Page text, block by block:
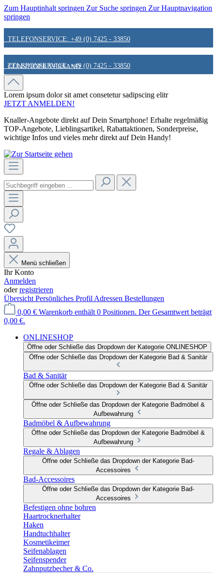
Zum Hauptinhalt springen Zur Suche springen Zur Hauptnavigation
springen
TELEFONSERVICE: +49 (0) 7425 - 33850
GÜNSTIGER VERSAND
FAIR & KUNDENORIENTIERT
HINWEIS ZU STATIONÄREN PREISEN
TELEFONSERVICE: +49 (0) 7425 - 33850
GÜNSTIGER VERSAND
FAIR & KUNDENORIENTIERT
HINWEIS ZU STATIONÄREN PREISEN
Lorem ipsum dolor sit amet consetetur sadipscing elitr
JETZT ANMELDEN!
Knaller-Angebote direkt auf Dein Smartphone! Erhalte regelmäßig
TOP-Angebote, Lieblingsartikel, Rabattaktionen, Sonderpreise,
wichtige Infos und vieles mehr direkt auf Dein Handy!
Menü schließen
Ihr Konto
Anmelden
oderregistrieren
Übersicht Persönliches Profil Adressen Bestellungen
0,00 € Warenkorb enthält 0 Positionen. Der Gesamtwert beträgt
0,00 €.
ONLINESHOP
Öffne oder Schließe das Dropdown der Kategorie ONLINESHOP
Öffne oder Schließe das Dropdown der Kategorie Bad & Sanitär
Bad & Sanitär
Öffne oder Schließe das Dropdown der Kategorie Bad & Sanitär
Öffne oder Schließe das Dropdown der Kategorie Badmöbel &
Aufbewahrung
Badmöbel & Aufbewahrung
Öffne oder Schließe das Dropdown der Kategorie Badmöbel &
Aufbewahrung
Regale & Ablagen
Öffne oder Schließe das Dropdown der Kategorie Bad-
Accessoires
Bad-Accessoires
Öffne oder Schließe das Dropdown der Kategorie Bad-
Accessoires
Befestigen ohne bohren
Haartrocknerhalter
Haken
Handtuchhalter
Kosmetikeimer
Seifenablagen
Seifenspender
Zahnputzbecher & Co.